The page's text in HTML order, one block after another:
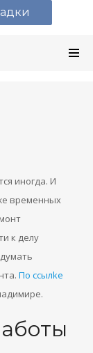
иногда. И
временных
к делу
Пo ccылke